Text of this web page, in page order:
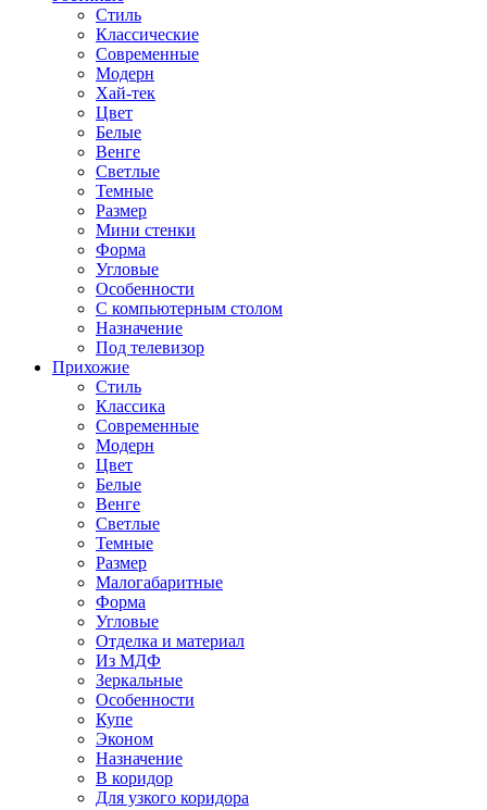
Стиль
Классические
Современные
Модерн
Хай-тек
Цвет
Белые
Венге
Светлые
Темные
Размер
Мини стенки
Форма
Угловые
Особенности
С компьютерным столом
Назначение
Под телевизор
Прихожие
Стиль
Классика
Современные
Модерн
Цвет
Белые
Венге
Светлые
Темные
Размер
Малогабаритные
Форма
Угловые
Отделка и материал
Из МДФ
Зеркальные
Особенности
Купе
Эконом
Назначение
В коридор
Для узкого коридора